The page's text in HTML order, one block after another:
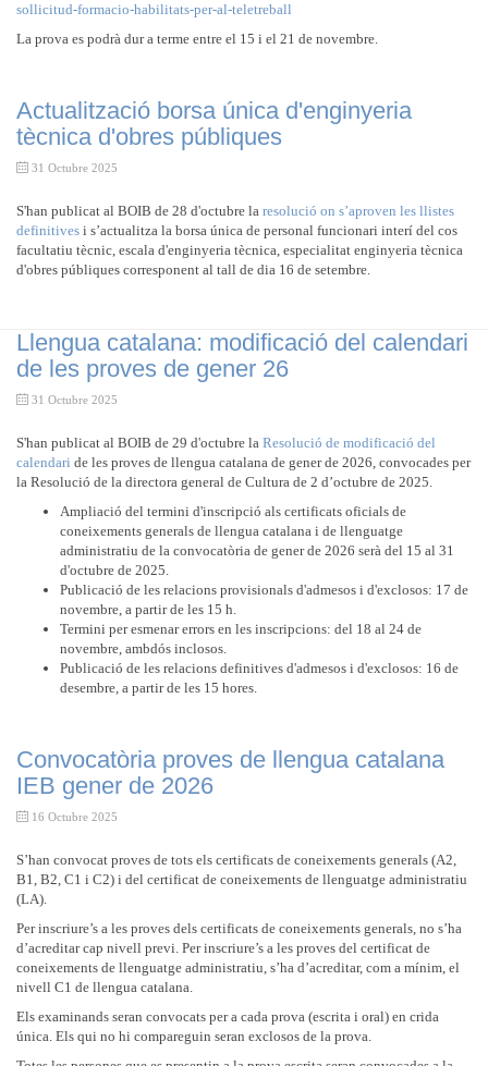
sollicitud-formacio-habilitats-per-al-teletreball
La prova es podrà dur a terme entre el 15 i el 21 de novembre.
Actualització borsa única d'enginyeria
tècnica d'obres públiques
31 Octubre 2025
S'han publicat al BOIB de 28 d'octubre la resolució on s’aproven les llistes
definitives i s’actualitza la borsa única de personal funcionari interí del cos
facultatiu tècnic, escala d'enginyeria tècnica, especialitat enginyeria tècnica
d'obres públiques corresponent al tall de dia 16 de setembre.
Llengua catalana: modificació del calendari
de les proves de gener 26
31 Octubre 2025
S'han publicat al BOIB de 29 d'octubre la Resolució de modificació del
calendari de les proves de llengua catalana de gener de 2026, convocades per
la Resolució de la directora general de Cultura de 2 d’octubre de 2025.
Ampliació del termini d'inscripció als certificats oficials de
coneixements generals de llengua catalana i de llenguatge
administratiu de la convocatòria de gener de 2026 serà del 15 al 31
d'octubre de 2025.
Publicació de les relacions provisionals d'admesos i d'exclosos: 17 de
novembre, a partir de les 15 h.
Termini per esmenar errors en les inscripcions: del 18 al 24 de
novembre, ambdós inclosos.
Publicació de les relacions definitives d'admesos i d'exclosos: 16 de
desembre, a partir de les 15 hores.
Convocatòria proves de llengua catalana
IEB gener de 2026
16 Octubre 2025
S’han convocat proves de tots els certificats de coneixements generals (A2,
B1, B2, C1 i C2) i del certificat de coneixements de llenguatge administratiu
(LA).
Per inscriure’s a les proves dels certificats de coneixements generals, no s’ha
d’acreditar cap nivell previ. Per inscriure’s a les proves del certificat de
coneixements de llenguatge administratiu, s’ha d’acreditar, com a mínim, el
nivell C1 de llengua catalana.
Els examinands seran convocats per a cada prova (escrita i oral) en crida
única. Els qui no hi compareguin seran exclosos de la prova.